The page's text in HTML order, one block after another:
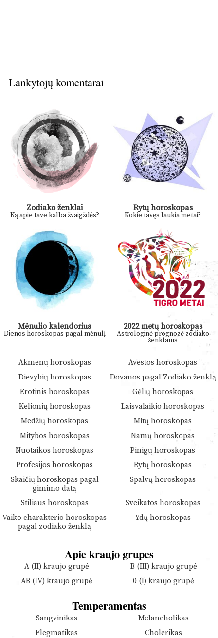
Lankytojų komentarai
Zodiako ženklai
Ką apie tave kalba žvaigždės?
Rytų horoskopas
Kokie tavęs laukia metai?
Mėnulio kalendorius
Dienos horoskopas pagal mėnulį
2022 metų horoskopas
Astrologinė prognozė zodiako
ženklams
Akmenų horoskopas
Avestos horoskopas
Dievybių horoskopas
Dovanos pagal Zodiako ženklą
Erotinis horoskopas
Gėlių horoskopas
Kelionių horoskopas
Laisvalaikio horoskopas
Medžių horoskopas
Mitų horoskopas
Mitybos horoskopas
Namų horoskopas
Nuotaikos horoskopas
Pinigų horoskopas
Profesijos horoskopas
Rytų horoskopas
Skaičių horoskopas pagal
gimimo datą
Spalvų horoskopas
Stiliaus horoskopas
Sveikatos horoskopas
Vaiko charakterio horoskopas
pagal zodiako ženklą
Ydų horoskopas
Apie kraujo grupes
A (II) kraujo grupė
B (III) kraujo grupė
AB (IV) kraujo grupė
0 (I) kraujo grupė
Temperamentas
Sangvinikas
Melancholikas
Flegmatikas
Cholerikas